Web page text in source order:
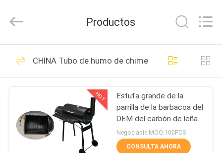
INICIO
PRODUCTOS
SOBRE
NOSOTROS
TRADE
CO.,LTD.
Reserved.
Abrazaderas de
tubo resistentes
188
Productos
CHINA Tubo de humo de chimenea
HOT
Estufa grande de la
parrilla de la barbacoa del
OEM del carbón de leña
para acampar y las
actividades al aire libre
Negociable MOQ:100PCS
CONSULTA AHORA